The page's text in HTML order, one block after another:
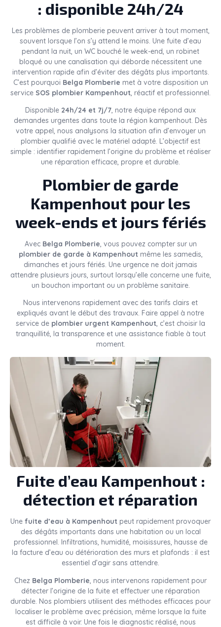
: disponible 24h/24
Les problèmes de plomberie peuvent arriver à tout moment,
souvent lorsque l’on s’y attend le moins. Une fuite d’eau
pendant la nuit, un WC bouché le week-end, un robinet
bloqué ou une canalisation qui déborde nécessitent une
intervention rapide afin d’éviter des dégâts plus importants.
C’est pourquoi Belga Plomberie met à votre disposition un
service SOS plombier Kampenhout, réactif et professionnel.
Disponible 24h/24 et 7j/7, notre équipe répond aux
demandes urgentes dans toute la région kampenhout. Dès
votre appel, nous analysons la situation afin d’envoyer un
plombier qualifié avec le matériel adapté. L’objectif est
simple : identifier rapidement l’origine du problème et réaliser
une réparation efficace, propre et durable.
Plombier de garde
Kampenhout pour les
week-ends et jours fériés
Avec Belga Plomberie, vous pouvez compter sur un
plombier de garde à Kampenhoutmême les samedis,
dimanches et jours fériés. Une urgence ne doit jamais
attendre plusieurs jours, surtout lorsqu’elle concerne une fuite,
un bouchon important ou un problème sanitaire.
Nous intervenons rapidement avec des tarifs clairs et
expliqués avant le début des travaux. Faire appel à notre
service de plombier urgent Kampenhout, c’est choisir la
tranquillité, la transparence et une assistance fiable à tout
moment.
Fuite d’eau Kampenhout :
détection et réparation
Une fuite d’eau à Kampenhout peut rapidement provoquer
des dégâts importants dans une habitation ou un local
professionnel. Infiltrations, humidité, moisissures, hausse de
la facture d’eau ou détérioration des murs et plafonds : il est
essentiel d’agir sans attendre.
Chez Belga Plomberie, nous intervenons rapidement pour
détecter l’origine de la fuite et effectuer une réparation
durable. Nos plombiers utilisent des méthodes efficaces pour
localiser le problème avec précision, même lorsque la fuite
est difficile à voir. Une fois le diagnostic réalisé, nous